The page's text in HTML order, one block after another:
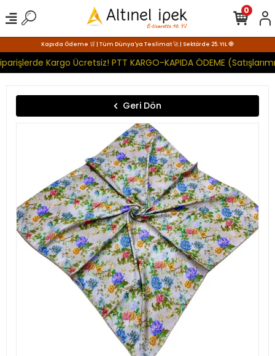
Kapıda Ödeme 🛒 | Tüm Dünya'ya Teslimat 🚀 | Sektörde 25. YIL 🧿
Kargo Ücretsiz! PTT KARGO-KAPIDA ÖDEME
0
Geri Dön